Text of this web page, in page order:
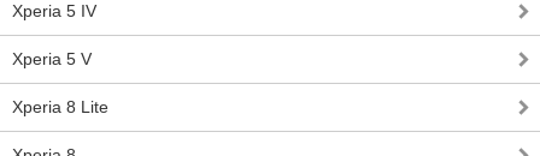
Xperia 5 IV
Xperia 5 V
Xperia 8 Lite